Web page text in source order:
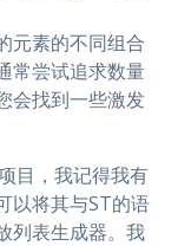
元素的不同组合
常尝试追求数量
会找到一些激发
目，我记得我有
以将其与ST的语
列表生成器。我